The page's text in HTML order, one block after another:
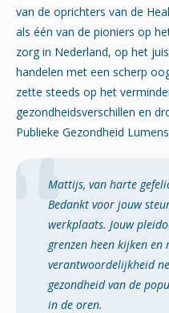
van de oprichters van de
als één van de pioniers op
zorg in Nederland, op het
handelen met een scherp
zette steeds op het
gezondheidsverschillen en
Publieke Gezondheid
Mattijs, van harte
Bedankt voor jouw
werkplaats. Jouw
grenzen heen kijken en
verantwoordelijkheid
gezondheid van de
in de oren.